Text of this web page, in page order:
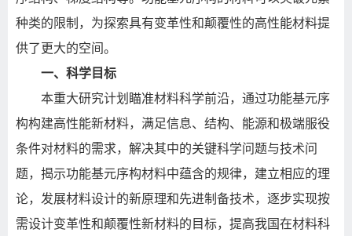
种类的限制，为探索具有变革性和颠覆性的高性能材料提
供了更大的空间。
一、科学目标
本重大研究计划瞄准材料科学前沿，通过功能基元序
构构建高性能新材料，满足信息、结构、能源和极端服役
条件对材料的需求，解决其中的关键科学问题与技术问
题，揭示功能基元序构材料中蕴含的规律，建立相应的理
论，发展材料设计的新原理和先进制备技术，逐步实现按
需设计变革性和颠覆性新材料的目标，提高我国在材料科